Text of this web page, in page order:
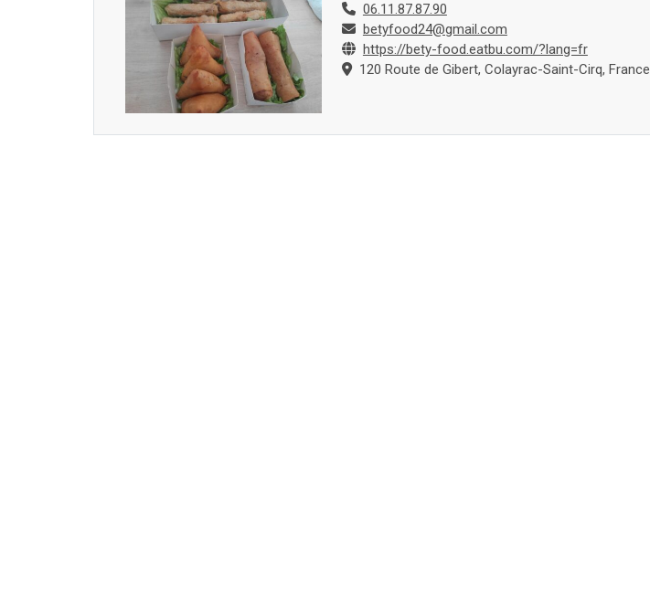
06.11.87.87.90
betyfood24@gmail.com
https://bety-food.eatbu.com/?lang=fr
120 Route de Gibert, Colayrac-Saint-Cirq, France